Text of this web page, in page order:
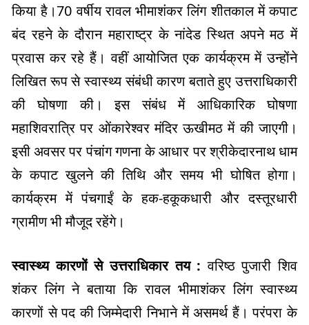
किया है।70 वर्षीय रावल भीमाशंकर लिंग शीतकाल में कपाट
बंद रहने के दौरान महाराष्ट्र के नांदेड स्थित अपने मठ में
प्रवास कर रहे हैं। वहीं आयोजित एक कार्यक्रम में उन्होंने
लिखित रूप से स्वास्थ्य संबंधी कारण बताते हुए उत्तराधिकारी
की घोषणा की। इस संबंध में आधिकारिक घोषणा
महाशिवरात्रि पर ओंकारेश्वर मंदिर ऊखीमठ में की जाएगी।
इसी अवसर पर पंचांग गणना के आधार पर श्रीकेदारनाथ धाम
के कपाट खुलने की तिथि और समय भी घोषित होगा।
कार्यक्रम में पंचगाईं के हक-हकूकधारी और दस्तूरधारी
ग्रामीण भी मौजूद रहेंगे।
स्वास्थ्य कारणों से उत्तराधिकार तय :वरिष्ठ पुजारी शिव
शंकर लिंग ने बताया कि रावल भीमाशंकर लिंग स्वास्थ्य
कारणों से पद की जिम्मेदारी निभाने में असमर्थ हैं। परंपरा के